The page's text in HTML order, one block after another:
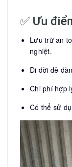
✅ Ưu
Lưu trữ an
nghiệt.
Di dời dễ
Chi phí hợp
Có thể sử